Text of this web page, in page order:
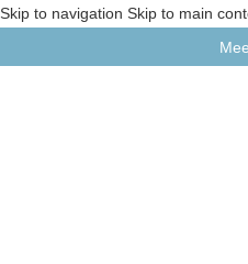
Skip to navigation Skip to main